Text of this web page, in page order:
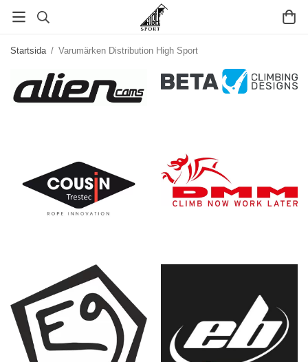
Startsida / Varumärken Distribution High Sport